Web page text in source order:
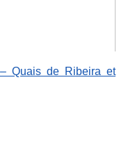
Quais de Ribeira et